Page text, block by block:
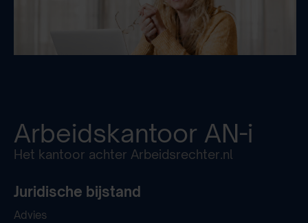
Arbeidskantoor AN-i
Het kantoor achter Arbeidsrechter.nl
Juridische bijstand
Advies